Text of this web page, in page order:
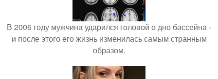
В 2006 году мужчина ударился головой о дно бассейна -
и после этого его жизнь изменилась самым странным
образом.